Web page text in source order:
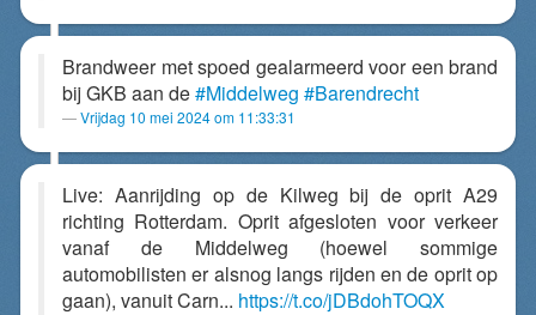
Brandweer met spoed gealarmeerd voor een brand
bij GKB aan de#Middelweg #Barendrecht
Vrijdag 10 mei 2024 om 11:33:31
Live: Aanrijding op de Kilweg bij de oprit A29
richting Rotterdam. Oprit afgesloten voor verkeer
vanaf de Middelweg (hoewel sommige
automobilisten er alsnog langs rijden en de oprit op
gaan), vanuit Carn... https://t.co/jDBdohTOQX